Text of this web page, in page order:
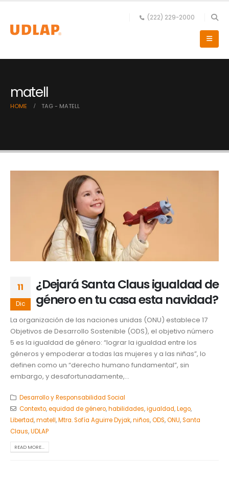
(222) 229-2000
matell
HOME TAG - MATELL
11
Dic
¿Dejará Santa Claus igualdad de
género en tu casa esta navidad?
La organización de las naciones unidas (ONU) establece 17
Objetivos de Desarrollo Sostenible (ODS), el objetivo número
5 es la igualdad de género: “lograr la igualdad entre los
géneros y empoderar a todas las mujeres y a las niñas”, lo
definen como un “derecho humano fundamental”, sin
embargo, y desafortunadamente,...
Desarrollo y Responsabilidad Social
Contexto,equidad de género,habilidades,igualdad,Lego,
Libertad,matell,Mtra. Sofía Aguirre Dyjak,niños,ODS,ONU,Santa
Claus,UDLAP
READ MORE...